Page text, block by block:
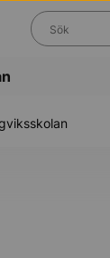
Vad söker du?